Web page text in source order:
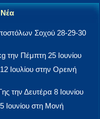
Νέα
Σοχού 28-29-30
την Πέμπτη 25 Ιουνίου
Ιουλίου στην Ορεινή
την Δευτέρα 8 Ιουνίου
Ιουνίου στη Μονή